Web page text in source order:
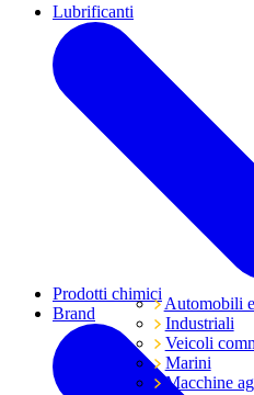
Lubrificanti
Automobili
Industriali
Veicoli
Marini
Macchine
Prodotti chimici
Brand